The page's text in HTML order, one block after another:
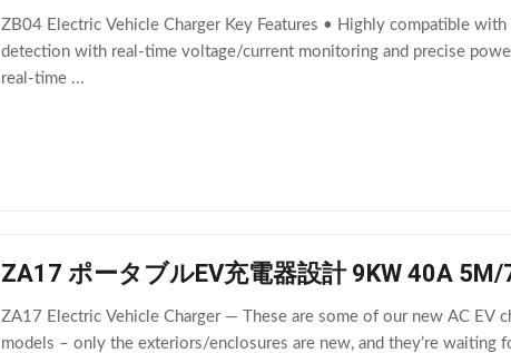
ZB04 Electric Vehicle Charger Key Features • Highly compatible
detection with real-time voltage/current monitoring and precise
real-time ...
ZA17 ポータブルEV充電器設計 9KW 40A
ZA17 Electric Vehicle Charger — These are some of our new AC EV
models – only the exteriors/enclosures are new, and they’re